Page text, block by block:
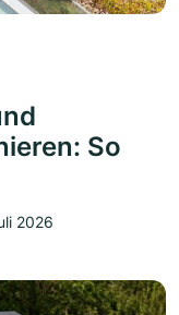
So
2026